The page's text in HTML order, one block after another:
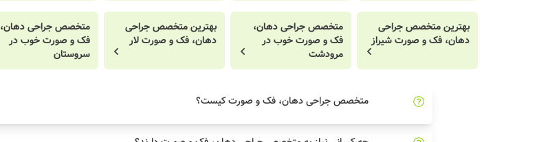
بهترین متخصص جراحی
دهان، فک و صورت شیراز
متخصص جراحی دهان،
فک و صورت خوب در
مرودشت
بهترین متخصص جراحی
دهان، فک و صورت لار
متخصص جراحی دهان،
فک و صورت خوب در
سروستان
متخصص جراحی دهان، فک و صورت کیست؟